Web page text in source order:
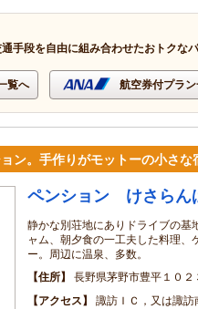
手段を自由に組み合わせたおトクな
覧へ 航空券付プラ
ン。手作りがモットーの小さな
ペンション けさらん
静かな別荘地にありドライブの基
ャム、朝夕食の一工夫した料理、
ー。周辺に温泉、多数。
住所
長野県茅野市豊平１０２
アクセス
諏訪ＩＣ，又は諏